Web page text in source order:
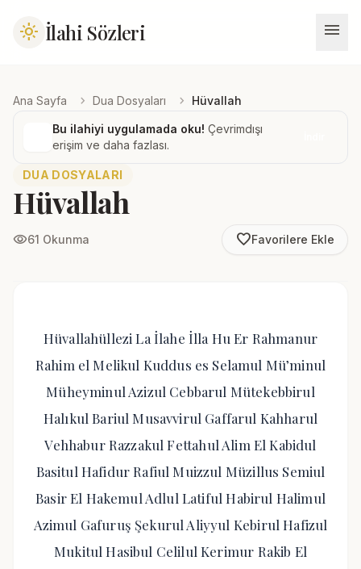
light_mode İlahi Sözleri menu
Ana Sayfa chevron_right Dua Dosyaları chevron_right Hüvallah
Bu ilahiyi uygulamada oku! Çevrimdışı
erişim ve daha fazlası.
DUA DOSYALARI
Hüvallah
visibility61 Okunma favorite_borderFavorilere Ekle
Hüvallahüllezi La İlahe İlla Hu Er Rahmanur
Rahim el Melikul Kuddus es Selamul Mü’minul
Müheyminul Azizul Cebbarul Mütekebbirul
Halıkul Bariul Musavvirul Gaffarul Kahharul
Vehhabur Razzakul Fettahul Alim El Kabidul
Basitul Hafidur Rafiul Muizzul Müzillus Semiul
Basir El Hakemul Adlul Latiful Habirul Halimul
Azimul Gafuruş Şekurul Aliyyul Kebirul Hafizul
Mukitul Hasibul Celilul Kerimur Rakib El